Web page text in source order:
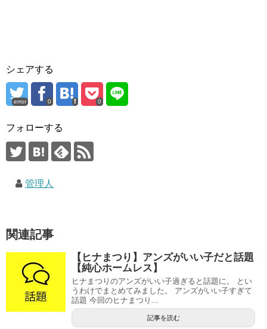
シェアする
error 0 0
フォローする
管理人
関連記事
【ヒナまつり】アンズがいい子だと話題
【純心ホームレス】
ヒナまつりのアンズがいい子過ぎると話題に。 とい
うわけでまとめてみました。 アンズがいい子すぎて
話題 今回のヒナまつり...
記事を読む